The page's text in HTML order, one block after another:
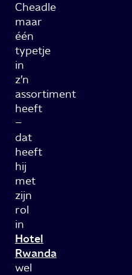
Cheadle
maar
één
typetje
in
z’n
assortiment
heeft
–
dat
heeft
hij
met
zijn
rol
in
Hotel
Rwanda
wel